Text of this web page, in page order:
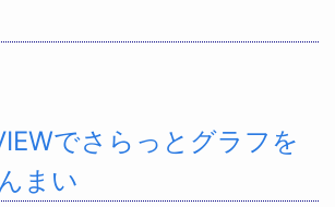
でさらっとグラフを
まい